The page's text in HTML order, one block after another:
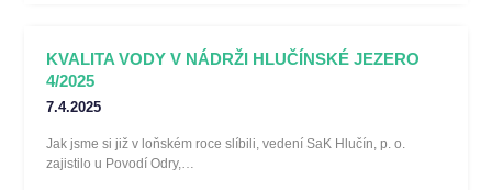
KVALITA VODY V NÁDRŽI HLUČÍNSKÉ JEZERO
4/2025
7.4.2025
Jak jsme si již v loňském roce slíbili, vedení SaK Hlučín, p. o.
zajistilo u Povodí Odry,…